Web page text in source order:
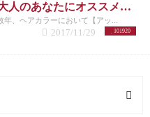
嫌な赤みを抑えたい大人のあなたにオススメしたいヘアカラー【アッシュ】
、ヘアカラーにおいて【アッ...
101920
2017/11/29